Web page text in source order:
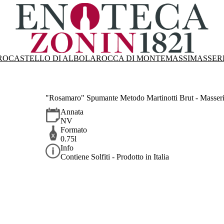
CASTELLO DI ALBOLAROCCA DI MONTEMASSI
"Rosamaro" Spumante Metodo Martinotti Brut -
Annata
NV
Formato
0.75l
Info
Contiene Solfiti - Prodotto in Italia